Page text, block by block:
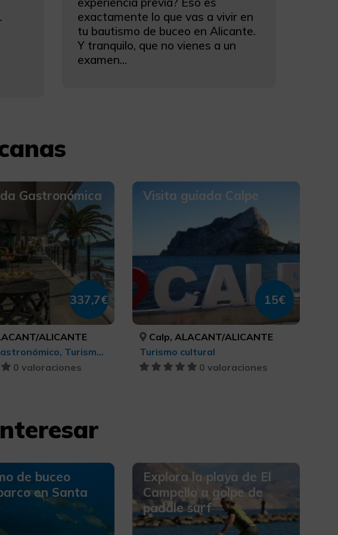
exactamente lo que vas a vivir en
tu bautismo de buceo en Alicante.
Y tranquilo, que no vienes a un
examen...
Gastronómica
337,7€
ALICANTE
Turismo gastronómico, Turismo de ocio y diversión, Belleza y salud
0 valoraciones
Visita guiada Calpe
15€
Calp, ALACANT/ALICANTE
Turismo cultural
0 valoraciones
de buceo
en Santa
Explora la playa de El
Campello a golpe de
paddle surf